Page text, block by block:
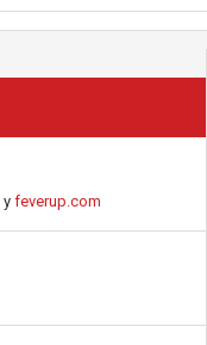
y feverup.com